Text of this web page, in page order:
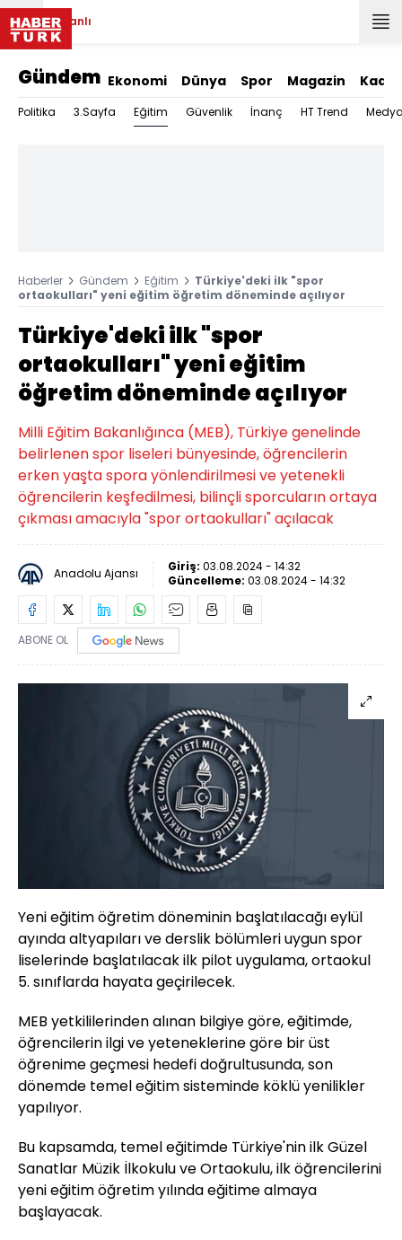
Canlı
Gündem Ekonomi Dünya Spor Magazin Kadın
Politika 3.Sayfa Eğitim Güvenlik İnanç HT Trend
Haberler Gündem Eğitim
Türkiye'deki ilk "spor
ortaokulları" yeni eğitim öğretim döneminde açılıyor
Türkiye'deki ilk "spor
ortaokulları" yeni eğitim
öğretim döneminde açılıyor
Milli Eğitim Bakanlığınca (MEB), Türkiye genelinde
belirlenen spor liseleri bünyesinde, öğrencilerin
erken yaşta spora yönlendirilmesi ve yetenekli
öğrencilerin keşfedilmesi, bilinçli sporcuların ortaya
çıkması amacıyla "spor ortaokulları" açılacak
Anadolu Ajansı Giriş: 03.08.2024 - 14:32
Güncelleme: 03.08.2024 - 14:32
ABONE OL
Yeni eğitim öğretim döneminin başlatılacağı eylül
ayında altyapıları ve derslik bölümleri uygun spor
liselerinde başlatılacak ilk pilot uygulama, ortaokul
5. sınıflarda hayata geçirilecek.
MEB yetkililerinden alınan bilgiye göre, eğitimde,
öğrencilerin ilgi ve yeteneklerine göre bir üst
öğrenime geçmesi hedefi doğrultusunda, son
dönemde temel eğitim sisteminde köklü yenilikler
yapılıyor.
Bu kapsamda, temel eğitimde Türkiye'nin ilk Güzel
Sanatlar Müzik İlkokulu ve Ortaokulu, ilk öğrencilerini
yeni eğitim öğretim yılında eğitime almaya
başlayacak.